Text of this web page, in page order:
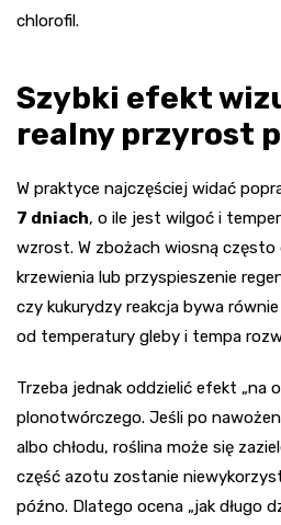
chlorofil.
Szybki efekt
realny przyrost
W praktyce najczęściej widać
7 dniach, o ile jest wilgoć i
wzrost. W zbożach wiosną często
krzewienia lub przyspieszenie
czy kukurydzy reakcja bywa
od temperatury gleby i tempa
Trzeba jednak oddzielić efekt „na
plonotwórczego. Jeśli po
albo chłodu, roślina może się
część azotu zostanie
późno. Dlatego ocena „jak długo